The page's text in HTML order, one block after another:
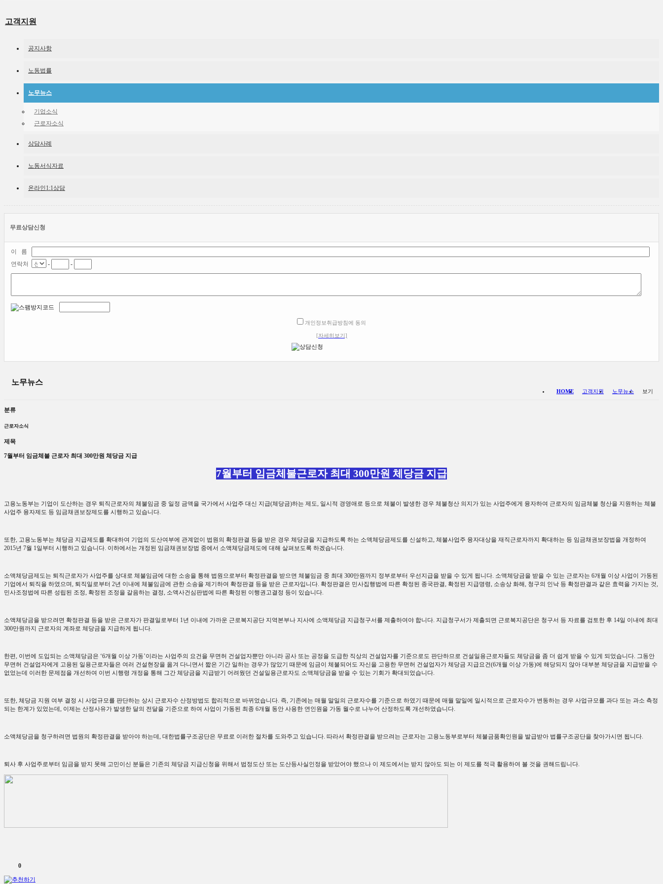
고객지원
공지사항
노동법률
노무뉴스
기업소식
근로자소식
상담사례
노동서식자료
온라인1:1상담
무료상담신청
이 름
연락처
- -
개인정보취급방침에 동의
[자세히보기]
노무뉴스
HOME 고객지원 노무뉴스 보기
분류
근로자소식
제목
7월부터 임금체불 근로자 최대 300만원 체당금 지급
7월부터 임금체불근로자 최대 300만원 체당금 지급
고용노동부는 기업이 도산하는 경우 퇴직근로자의 체불임금 중 일정 금액을 국가에서 사업주 대신 지급(체당금)하는 제도, 일시적 경영애로 등으로 체불이 발생한 경우 체불청산 의지가 있는 사업주에게 융자하여 근로자의 임금체불 청산을 지원하는 체불
사업주 융자제도 등 임금채권보장제도를 시행하고 있습니다.
또한, 고용노동부는 체당금 지급제도를 확대하여 기업의 도산여부에 관계없이 법원의 확정판결 등을 받은 경우 체당금을 지급하도록 하는 소액체당금제도를 신설하고, 체불사업주 융자대상을 재직근로자까지 확대하는 등 임금채권보장법을 개정하여
2015년 7월 1일부터 시행하고 있습니다. 이하에서는 개정된 임금채권보장법 중에서 소액체당금제도에 대해 살펴보도록 하겠습니다.
소액체당금제도는 퇴직근로자가 사업주를 상대로 체불임금에 대한 소송을 통해 법원으로부터 확정판결을 받으면 체불임금 중 최대 300만원까지 정부로부터 우선지급을 받을 수 있게 됩니다. 소액체당금을 받을 수 있는 근로자는 6개월 이상 사업이 가동된
기업에서 퇴직을 하였으며, 퇴직일로부터 2년 이내에 체불임금에 관한 소송을 제기하여 확정판결 등을 받은 근로자입니다. 확정판결은 민사집행법에 따른 확정된 종국판결, 확정된 지급명령, 소송상 화해, 청구의 인낙 등 확정판결과 같은 효력을 가지는 것,
민사조정법에 따른 성립된 조정, 확정된 조정을 갈음하는 결정, 소액사건심판법에 따른 확정된 이행권고결정 등이 있습니다.
소액체당금을 받으려면 확정판결 등을 받은 근로자가 판결일로부터 1년 이내에 가까운 근로복지공단 지역본부나 지사에 소액체당금 지급청구서를 제출하여야 합니다. 지급청구서가 제출되면 근로복지공단은 청구서 등 자료를 검토한 후 14일 이내에 최대
300만원까지 근로자의 계좌로 체당금을 지급하게 됩니다.
한편, 이번에 도입되는 소액체당금은 ‘6개월 이상 가동’이라는 사업주의 요건을 무면허 건설업자뿐만 아니라 공사 또는 공정을 도급한 직상의 건설업자를 기준으로도 판단하므로 건설일용근로자들도 체당금을 좀 더 쉽게 받을 수 있게 되었습니다. 그동안
무면허 건설업자에게 고용된 일용근로자들은 여러 건설현장을 옮겨 다니면서 짧은 기간 일하는 경우가 많았기 때문에 임금이 체불되어도 자신을 고용한 무면허 건설업자가 체당금 지급요건(6개월 이상 가동)에 해당되지 않아 대부분 체당금을 지급받을 수
없었는데 이러한 문제점을 개선하여 이번 시행령 개정을 통해 그간 체당금을 지급받기 어려웠던 건설일용근로자도 소액체당금을 받을 수 있는 기회가 확대되었습니다.
또한, 체당금 지원 여부 결정 시 사업규모를 판단하는 상시 근로자수 산정방법도 합리적으로 바뀌었습니다. 즉, 기존에는 매월 말일의 근로자수를 기준으로 하였기 때문에 매월 말일에 일시적으로 근로자수가 변동하는 경우 사업규모를 과다 또는 과소 측정
되는 한계가 있었는데 , 이제는 산정사유가 발생한 달의 전달을 기준으로 하여 사업이 가동된 최종 6개월 동안 사용한 연인원을 가동 월수로 나누어 산정하도록 개선하였습니다.
소액체당금을 청구하려면 법원의 확정판결을 받아야 하는데 , 대한법률구조공단은 무료로 이러한 절차를 도와주고 있습니다. 따라서 확정판결을 받으려는 근로자는 고용노동부로부터 체불금품확인원을 발급받아 법률구조공단을 찾아가시면 됩니다.
퇴사 후 사업주로부터 임금을 받지 못해 고민이신 분들은 기존의 체당금 지급신청을 위해서 법정도산 또는 도산등사실인정을 받았어야 했으나 이 제도에서는 받지 않아도 되는 이 제도를 적극 활용하여 볼 것을 권해드립니다.
0